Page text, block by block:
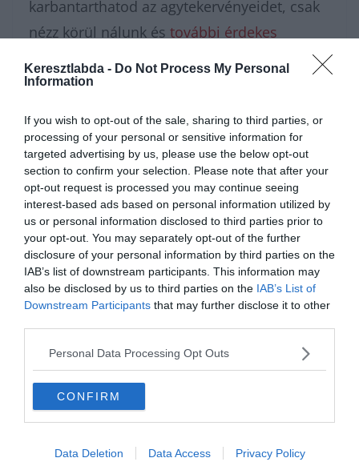
Keresztlabda - Do Not Process My Personal
Information
If you wish to opt-out of the sale, sharing to third parties, or
processing of your personal or sensitive information for
targeted advertising by us, please use the below opt-out
section to confirm your selection. Please note that after your
opt-out request is processed you may continue seeing
interest-based ads based on personal information utilized by
us or personal information disclosed to third parties prior to
your opt-out. You may separately opt-out of the further
disclosure of your personal information by third parties on the
IAB’s list of downstream participants. This information may
also be disclosed by us to third parties on the IAB’s List of
Downstream Participants that may further disclose it to other
Personal Data Processing Opt Outs
CONFIRM
Data Deletion Data Access Privacy Policy
karbantarthatod az agytekervényeidet, csak
nézz körül nálunk és további érdekes
Hirdetés